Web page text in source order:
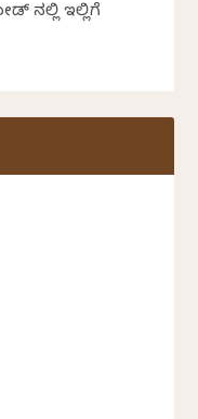
ನಲ್ಲಿ ಇಲ್ಲಿಗೆ